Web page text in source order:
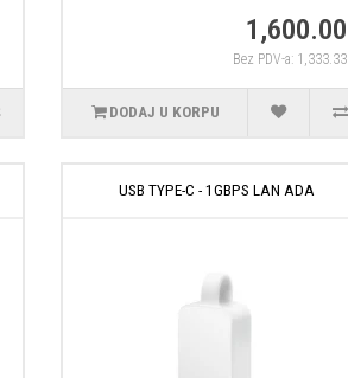
1,600.00
Bez PDV-a: 1,333.33
DODAJ U KORPU
USB TYPE-C - 1GBPS LAN ADA